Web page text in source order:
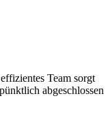
Team sorgt
abgeschlossen